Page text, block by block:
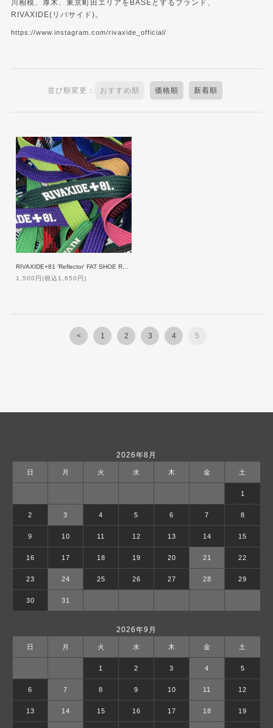
川相模、厚木、東京町田エリアをBASEとするブランド、
RIVAXIDE(リバサイド)。
https://www.instagram.com/rivaxide_official/
並び順変更： おすすめ順 価格順 新着順
1,500円(税込1,650円)
< 1 2 3 4 5
2026年8月
日 月 火 水 木 金 土
1
2 3 4 5 6 7 8
9 10 11 12 13 14 15
16 17 18 19 20 21 22
23 24 25 26 27 28 29
30 31
2026年9月
日 月 火 水 木 金 土
1 2 3 4 5
6 7 8 9 10 11 12
13 14 15 16 17 18 19